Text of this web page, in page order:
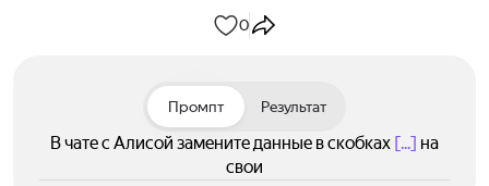
0
Промпт Результат
В чате с Алисой замените данные в скобках [...] на
свои